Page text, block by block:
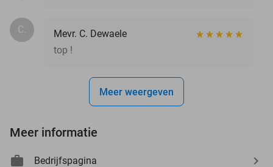
C.
Mevr. C. Dewaele
top !
Meer weergeven
Meer informatie
Bedrijfspagina